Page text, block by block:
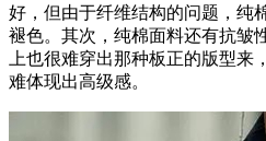
好，但由于纤维结构的问题，纯
褪色。其次，纯棉面料还有抗皱
上也很难穿出那种板正的版型来
难体现出高级感。